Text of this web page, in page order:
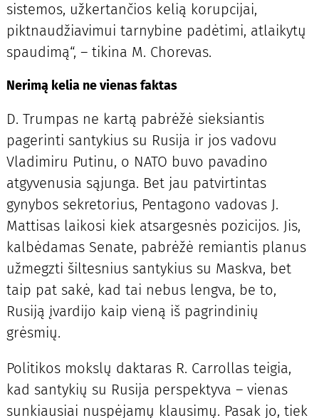
sistemos, užkertančios kelią korupcijai,
piktnaudžiavimui tarnybine padėtimi, atlaikytų
spaudimą“, – tikina M. Chorevas.
Nerimą kelia ne vienas faktas
D. Trumpas ne kartą pabrėžė sieksiantis
pagerinti santykius su Rusija ir jos vadovu
Vladimiru Putinu, o NATO buvo pavadino
atgyvenusia sąjunga. Bet jau patvirtintas
gynybos sekretorius, Pentagono vadovas J.
Mattisas laikosi kiek atsargesnės pozicijos. Jis,
kalbėdamas Senate, pabrėžė remiantis planus
užmegzti šiltesnius santykius su Maskva, bet
taip pat sakė, kad tai nebus lengva, be to,
Rusiją įvardijo kaip vieną iš pagrindinių
grėsmių.
Politikos mokslų daktaras R. Carrollas teigia,
kad santykių su Rusija perspektyva – vienas
sunkiausiai nuspėjamų klausimų. Pasak jo, tiek